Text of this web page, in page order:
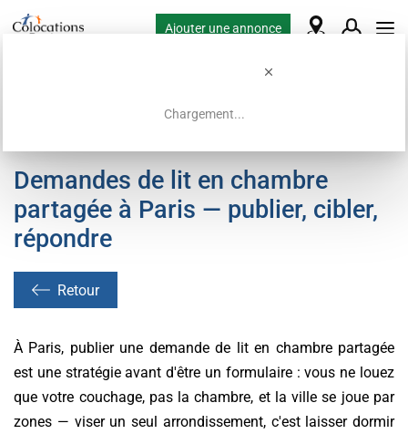
Chargement...
Ajouter une annonce
Demandes de lit en chambre
partagée à Paris — publier, cibler,
répondre
Retour
À Paris, publier une demande de lit en chambre partagée
est une stratégie avant d'être un formulaire : vous ne louez
que votre couchage, pas la chambre, et la ville se joue par
zones — viser un seul arrondissement, c'est laisser dormir